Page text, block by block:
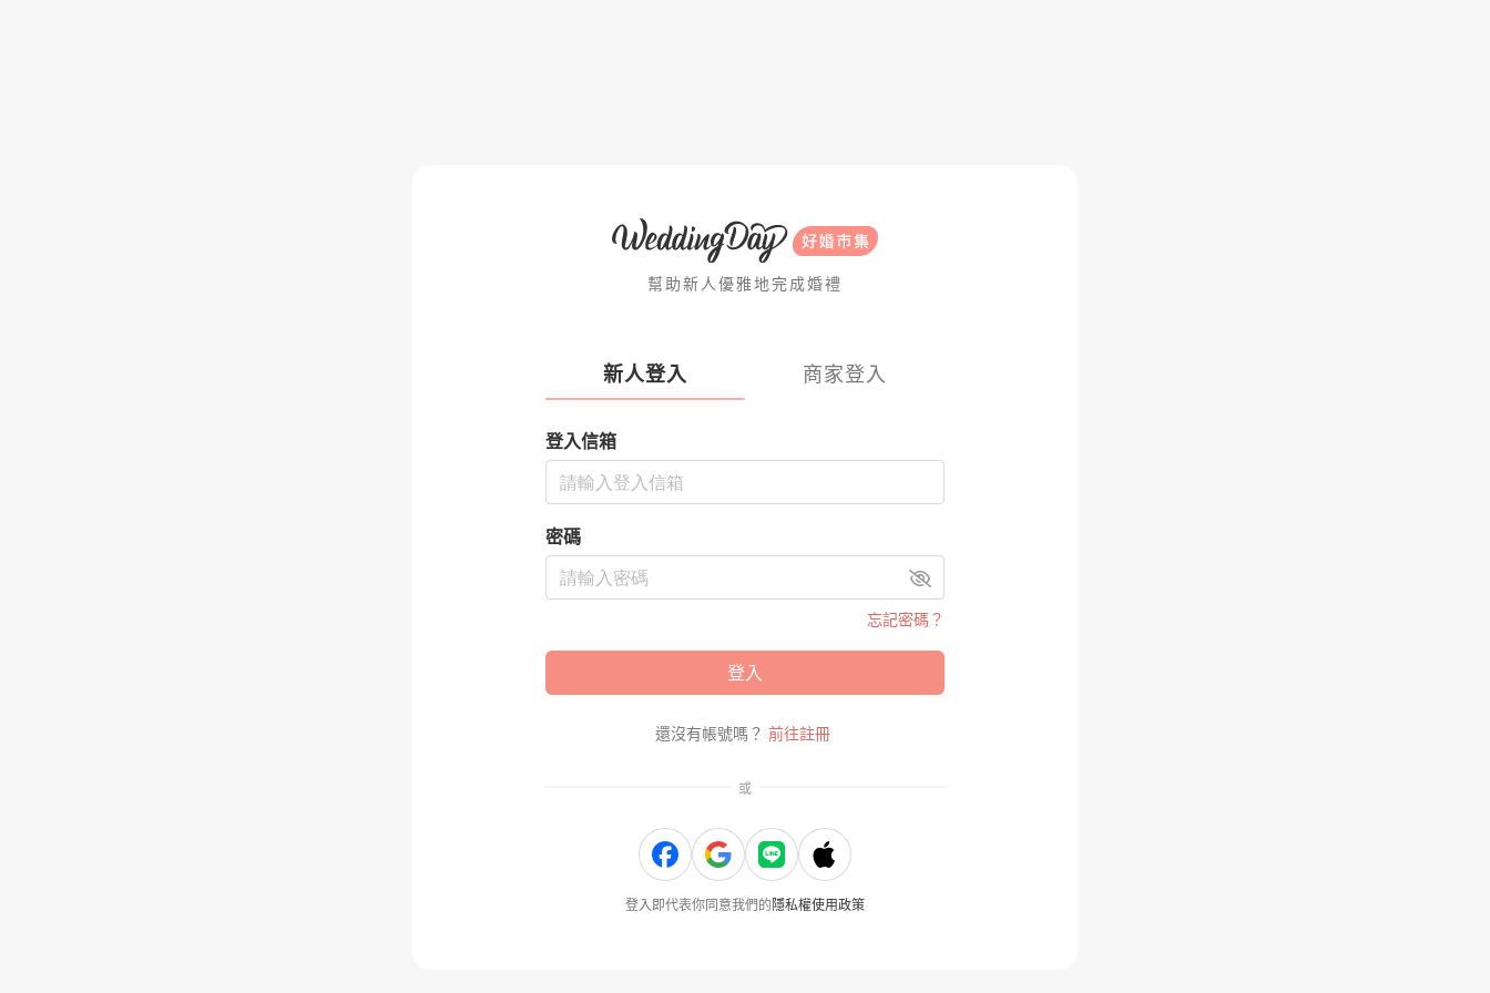
幫助新人優雅地完成婚禮
新人登入 商家登入
登入信箱
密碼
忘記密碼？
登入
還沒有帳號嗎？ 前往註冊
或
登入即代表你同意我們的 隱私權使用政策